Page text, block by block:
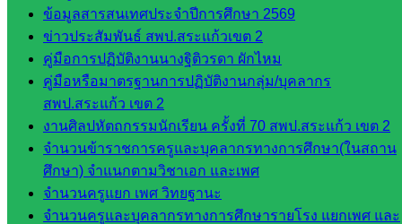
ข้อมูลสารสนเทศประจำปีการศึกษา 2569
ข่าวประสัมพันธ์ สพป.สระแก้วเขต 2
คู่มือการปฏิบัติงานนางฐิติวรดา ผักไหม
คู่มือหรือมาตรฐานการปฏิบัติงานกลุ่ม/บุคลากร
สพป.สระแก้ว เขต 2
งานศิลปหัตถกรรมนักเรียน ครั้งที่ 70 สพป.สระแก้ว เขต 2
จำนวนข้าราชการครูและบุคลากรทางการศึกษา(ในสถาน
ศึกษา) จำแนกตามวิชาเอก และเพศ
จำนวนครูแยก เพศ วิทยฐานะ
จำนวนครูและบุคลากรทางการศึกษารายโรง แยกเพศ และ
ต้าน
ทุจริต
ห้อง
นิเทศ
ศน.นิพนธ์
พรมพิไล
ห้อง
นิเทศ
ศน.ชยา
ธิศ/